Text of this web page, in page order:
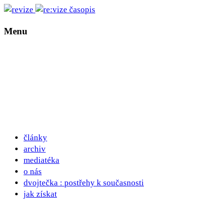
Menu
články
archiv
mediatéka
o nás
dvojtečka : postřehy k současnosti
jak získat